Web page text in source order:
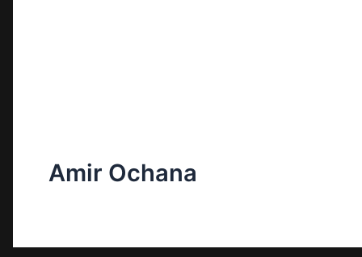
Amir Ochana